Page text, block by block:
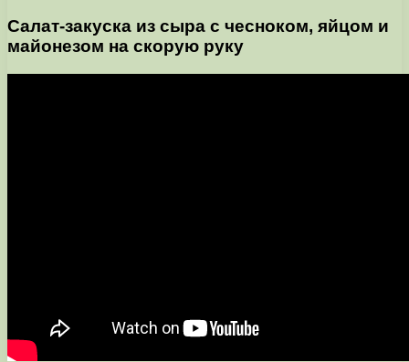
Салат-закуска из сыра с чесноком, яйцом и
майонезом на скорую руку